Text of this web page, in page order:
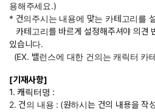
용해주세요.)
* 건의주시는 내용에 맞는 카테고리를
카테고리를 바르게 설정해주셔야 의견
있습니다.
(EX. 밸런스에 대한 건의는 캐릭터 카
[기재사항]
1. 캐릭터명 :
2. 건의 내용 : (원하시는 건의 내용을 작